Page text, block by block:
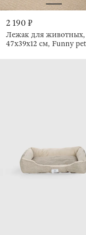
2 190 ₽
Лежак для животных,
47х39х12 см, Funny pet